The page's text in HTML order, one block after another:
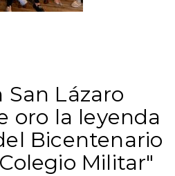
Lázaro
oro la leyenda
Bicentenario
Militar"